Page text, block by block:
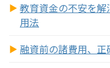
教育資金の不安を
用法
融資前の諸費用、